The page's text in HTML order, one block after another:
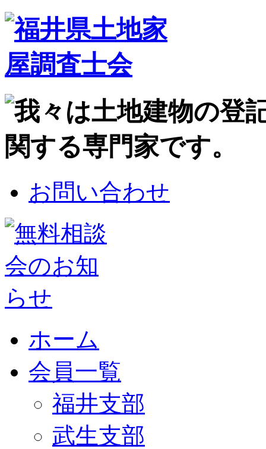
お問い合わせ
ホーム
会員一覧
福井支部
武生支部